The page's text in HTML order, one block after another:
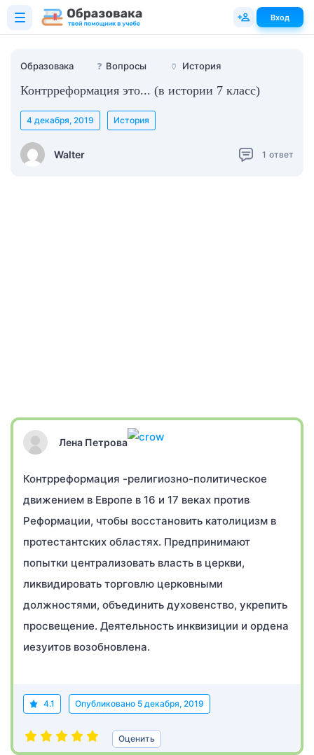
Образовака ❓ Вопросы 🏺 История
Контрреформация это... (в истории 7 класс)
Walter
4 декабря, 2019 История
1 ответ
Лена Петрова
Контрреформация -религиозно-политическое
движением в Европе в 16 и 17 веках против
Реформации, чтобы восстановить католицизм в
протестантских областях. Предпринимают
попытки централизовать власть в церкви,
ликвидировать торговлю церковными
должностями, объединить духовенство, укрепить
просвещение. Деятельность инквизиции и ордена
иезуитов возобновлена.
4.1 Опубликовано 5 декабря, 2019
Оценить
Вход